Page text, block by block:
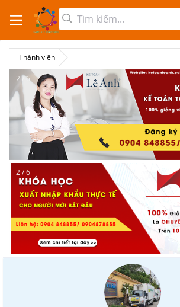
Thành viên
3 / 6
3 / 6